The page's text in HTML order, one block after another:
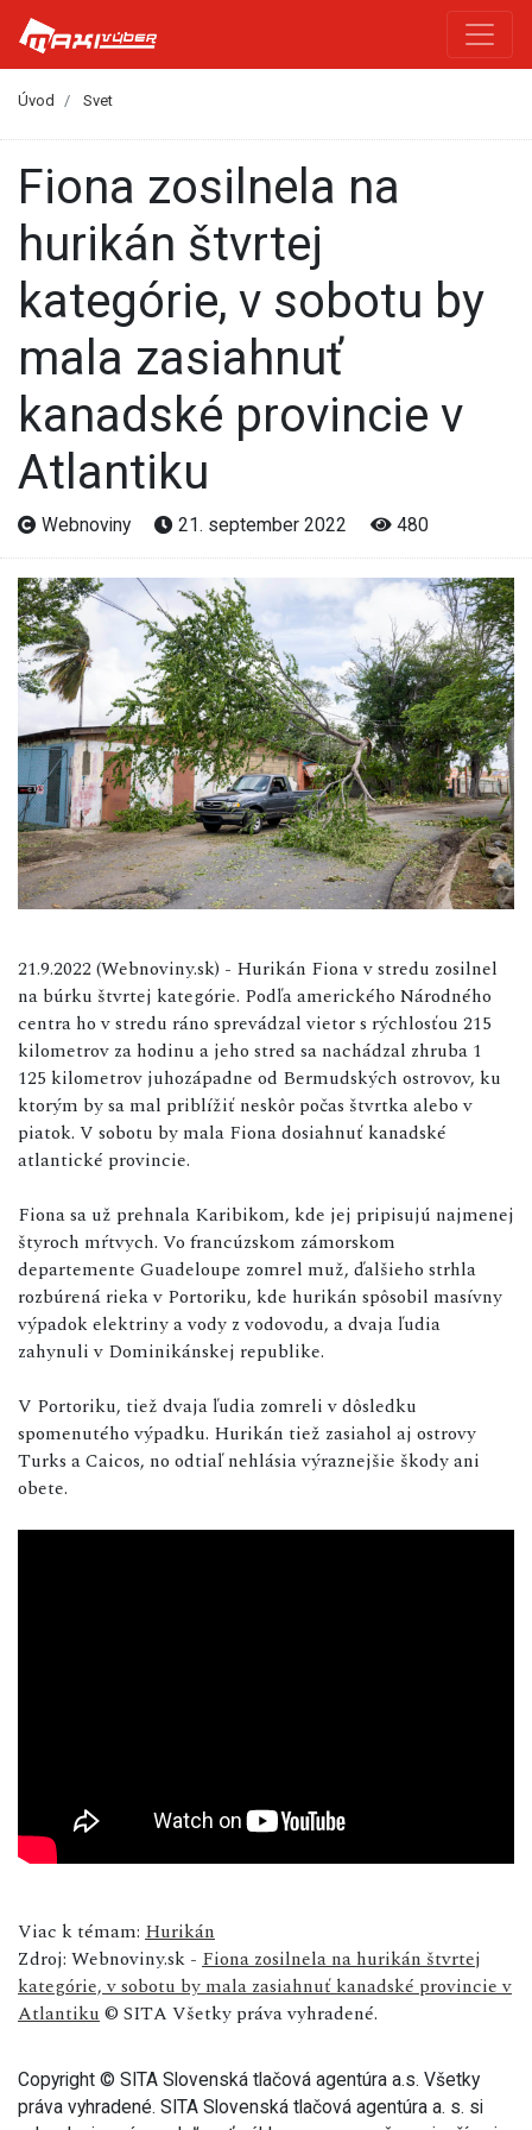
Úvod Svet
Fiona zosilnela na
hurikán štvrtej
kategórie, v sobotu by
mala zasiahnuť
kanadské provincie v
Atlantiku
Webnoviny 21. september 2022 480
21.9.2022 (Webnoviny.sk) - Hurikán Fiona v stredu zosilnel
na búrku štvrtej kategórie. Podľa amerického Národného
centra ho v stredu ráno sprevádzal vietor s rýchlosťou 215
kilometrov za hodinu a jeho stred sa nachádzal zhruba 1
125 kilometrov juhozápadne od Bermudských ostrovov, ku
ktorým by sa mal priblížiť neskôr počas štvrtka alebo v
piatok. V sobotu by mala Fiona dosiahnuť kanadské
atlantické provincie.
Fiona sa už prehnala Karibikom, kde jej pripisujú najmenej
štyroch mŕtvych. Vo francúzskom zámorskom
departemente Guadeloupe zomrel muž, ďalšieho strhla
rozbúrená rieka v Portoriku, kde hurikán spôsobil masívny
výpadok elektriny a vody z vodovodu, a dvaja ľudia
zahynuli v Dominikánskej republike.
V Portoriku, tiež dvaja ľudia zomreli v dôsledku
spomenutého výpadku. Hurikán tiež zasiahol aj ostrovy
Turks a Caicos, no odtiaľ nehlásia výraznejšie škody ani
obete.
Viac k témam: Hurikán
Zdroj: Webnoviny.sk - Fiona zosilnela na hurikán štvrtej
kategórie, v sobotu by mala zasiahnuť kanadské provincie v
Atlantiku © SITA Všetky práva vyhradené.
Copyright © SITA Slovenská tlačová agentúra a.s. Všetky
práva vyhradené. SITA Slovenská tlačová agentúra a. s. si